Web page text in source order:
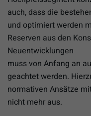
auch, dass die
und optimiert werden
Reserven aus den
Neuentwicklungen
muss von Anfang an
geachtet werden.
normativen Ansätze
nicht mehr aus.